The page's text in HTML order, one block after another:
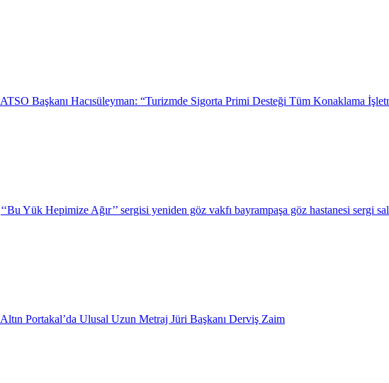
ATSO Başkanı Hacısüleyman: “Turizmde Sigorta Primi Desteği Tüm Konaklama
‘‘Bu Yük Hepimize Ağır’’ sergisi yeniden göz vakfı bayrampaşa göz hastanesi sergi
Altın Portakal’da Ulusal Uzun Metraj Jüri Başkanı Derviş Zaim